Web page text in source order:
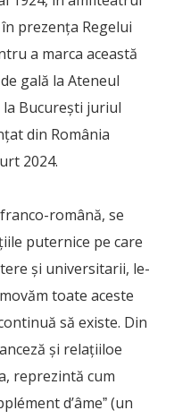
prezența Regelui
a marca această
gală la Ateneul
la București juriul
din România
2024.
română, se
puternice pe care
și universitarii, le-
toate aceste
să existe. Din
și relațiiloe
reprezintă cum
d’âmeˮ (un